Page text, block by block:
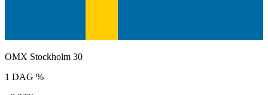
OMX Stockholm 30
1 DAG %